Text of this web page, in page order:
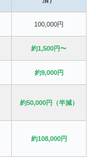
100,000円
約1,500円〜
約9,000円
約50,000円（半減）
約108,000円